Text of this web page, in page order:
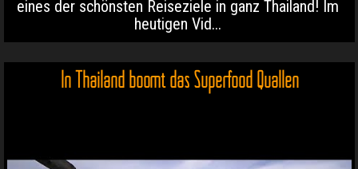
eines der schönsten Reiseziele in ganz Thailand! Im
heutigen Vid...
In Thailand boomt das Superfood Quallen